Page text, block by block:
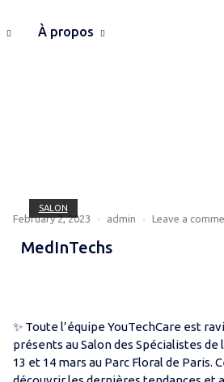
À propos
SALON
MedInTechs
February 2, 2023 admin Leave a
✨ Toute l’équipe YouTechCare est
présents au Salon des Spécialistes
13 et 14 mars au Parc Floral de Paris.